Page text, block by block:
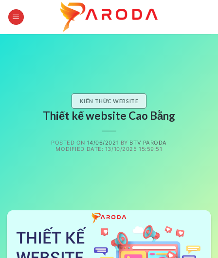
KIẾN THỨC WEBSITE
Thiết kế website Cao Bằng
POSTED ON 14/06/2021 BY BTV PARODA
MODIFIED DATE: 13/10/2025 15:59:51